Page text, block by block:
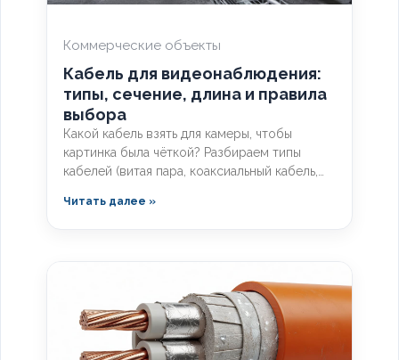
Коммерческие объекты
Кабель для видеонаблюдения:
типы, сечение, длина и правила
выбора
Какой кабель взять для камеры, чтобы
картинка была чёткой? Разбираем типы
кабелей (витая пара, коаксиальный кабель,
правила прокладки уличных трасс систем
Читать далее »